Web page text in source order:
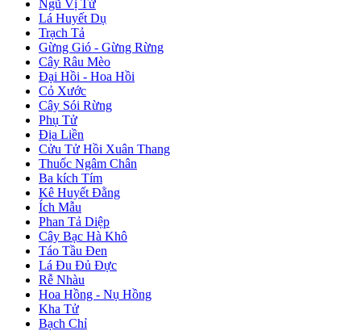
Ngũ Vị Tử
Lá Huyết Dụ
Trạch Tả
Gừng Gió - Gừng Rừng
Cây Râu Mèo
Đại Hồi - Hoa Hồi
Cỏ Xước
Cây Sói Rừng
Phụ Tử
Địa Liền
Cửu Tử Hồi Xuân Thang
Thuốc Ngâm Chân
Ba kích Tím
Kê Huyết Đằng
Ích Mẫu
Phan Tả Diệp
Cây Bạc Hà Khô
Táo Tầu Đen
Lá Đu Đủ Đực
Rễ Nhàu
Hoa Hồng - Nụ Hồng
Kha Tử
Bạch Chỉ